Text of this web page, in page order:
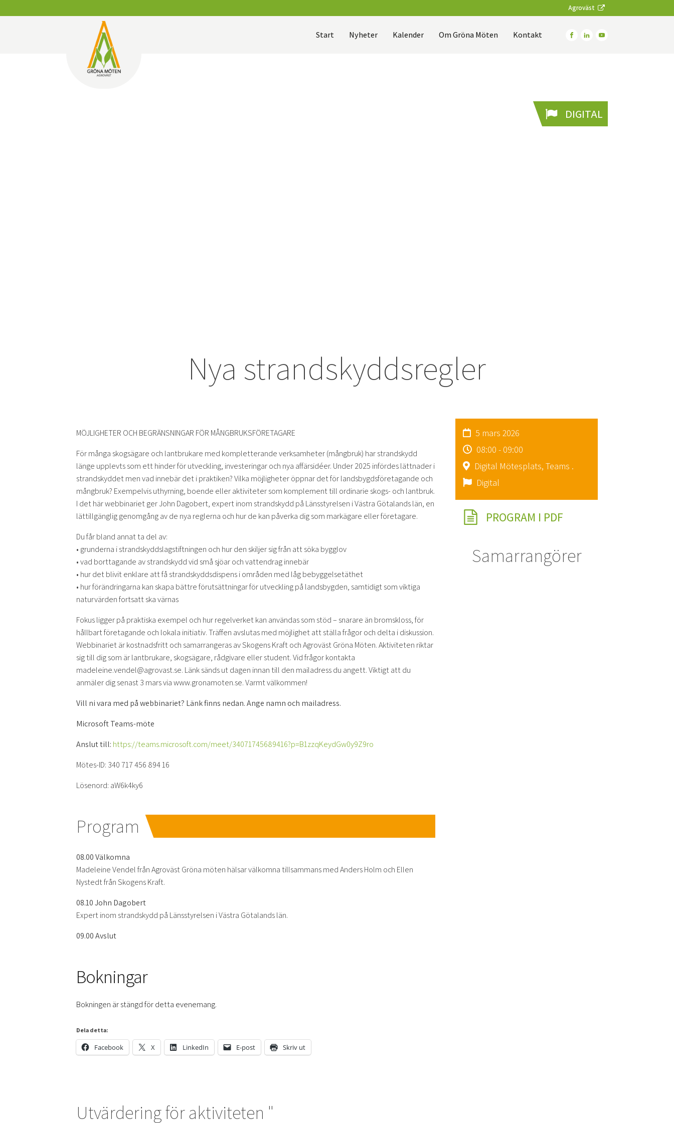
Agroväst
Start Nyheter Kalender Om Gröna Möten Kontakt
DIGITAL
Nya strandskyddsregler
MÖJLIGHETER OCH BEGRÄNSNINGAR FÖR MÅNGBRUKSFÖRETAGARE
För många skogsägare och lantbrukare med kompletterande verksamheter (mångbruk) har strandskydd
länge upplevts som ett hinder för utveckling, investeringar och nya affärsidéer. Under 2025 infördes lättnader i
strandskyddet men vad innebär det i praktiken? Vilka möjligheter öppnar det för landsbygdsföretagande och
mångbruk? Exempelvis uthyrning, boende eller aktiviteter som komplement till ordinarie skogs- och lantbruk.
I det här webbinariet ger John Dagobert, expert inom strandskydd på Länsstyrelsen i Västra Götalands län, en
lättillgänglig genomgång av de nya reglerna och hur de kan påverka dig som markägare eller företagare.
Du får bland annat ta del av:
• grunderna i strandskyddslagstiftningen och hur den skiljer sig från att söka bygglov
• vad borttagande av strandskydd vid små sjöar och vattendrag innebär
• hur det blivit enklare att få strandskyddsdispens i områden med låg bebyggelsetäthet
• hur förändringarna kan skapa bättre förutsättningar för utveckling på landsbygden, samtidigt som viktiga
naturvärden fortsatt ska värnas
Fokus ligger på praktiska exempel och hur regelverket kan användas som stöd – snarare än bromskloss, för
hållbart företagande och lokala initiativ. Träffen avslutas med möjlighet att ställa frågor och delta i diskussion.
Webbinariet är kostnadsfritt och samarrangeras av Skogens Kraft och Agroväst Gröna Möten. Aktiviteten riktar
sig till dig som är lantbrukare, skogsägare, rådgivare eller student. Vid frågor kontakta
madeleine.vendel@agrovast.se. Länk sänds ut dagen innan till den mailadress du angett. Viktigt att du
anmäler dig senast 3 mars via www.gronamoten.se. Varmt välkommen!
Vill ni vara med på webbinariet? Länk finns nedan. Ange namn och mailadress.
Microsoft Teams-möte
Anslut till: https://teams.microsoft.com/meet/34071745689416?p=B1zzqKeydGw0y9Z9ro
Mötes-ID: 340 717 456 894 16
Lösenord: aW6k4ky6
Program
08.00 Välkomna
Madeleine Vendel från Agroväst Gröna möten hälsar välkomna tillsammans med Anders Holm och Ellen
Nystedt från Skogens Kraft.
08.10 John Dagobert
Expert inom strandskydd på Länsstyrelsen i Västra Götalands län.
09.00 Avslut
Bokningar
Bokningen är stängd för detta evenemang.
Dela detta:
Facebook X LinkedIn E-post Skriv ut
Utvärdering för aktiviteten "
5 mars 2026
08:00 - 09:00
Digital Mötesplats, Teams .
Digital
PROGRAM I PDF
Samarrangörer